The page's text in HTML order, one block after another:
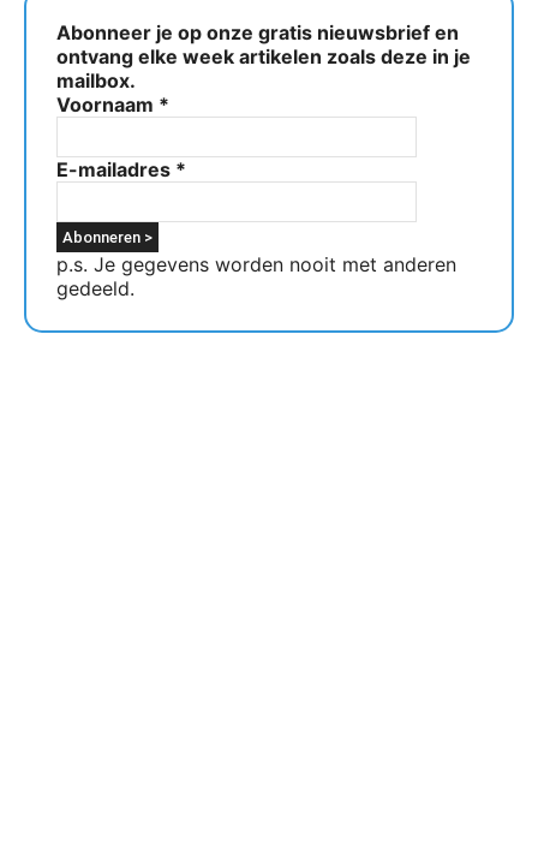
Abonneer je op onze gratis nieuwsbrief en
ontvang elke week artikelen zoals deze in je
mailbox.
Voornaam *
E-mailadres *
p.s. Je gegevens worden nooit met anderen
gedeeld.